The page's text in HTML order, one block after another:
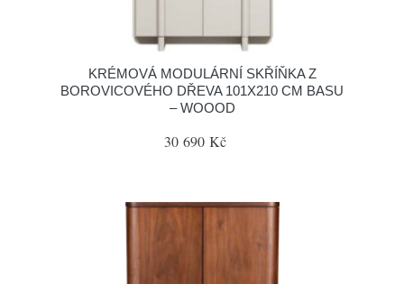
KRÉMOVÁ MODULÁRNÍ SKŘÍŇKA Z
BOROVICOVÉHO DŘEVA 101X210 CM BASU
– WOOOD
30 690 Kč